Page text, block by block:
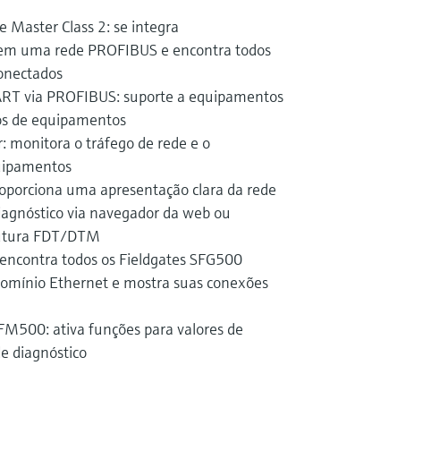
Master Class 2: se integra
uma rede PROFIBUS e encontra todos
via PROFIBUS: suporte a equipamentos
de equipamentos
monitora o tráfego de rede e o
uma apresentação clara da rede
via navegador da web ou
FDT/DTM
todos os Fieldgates SFG500
Ethernet e mostra suas conexões
ativa funções para valores de
diagnóstico